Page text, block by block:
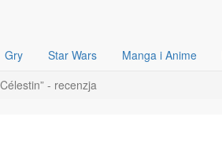
Gry Star Wars Manga i Anime
- recenzja